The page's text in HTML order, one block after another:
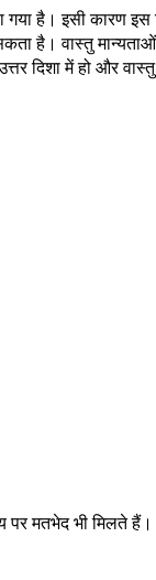
है। इसी कारण इस
है। वास्तु
दिशा में हो और
पर मतभेद भी मिलते हैं।